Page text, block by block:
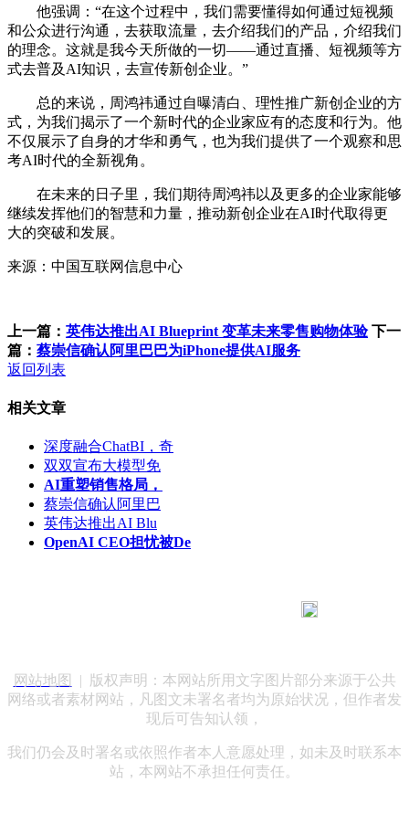
他强调：“在这个过程中，我们需要懂得如何通过短视频
和公众进行沟通，去获取流量，去介绍我们的产品，介绍我们
的理念。这就是我今天所做的一切——通过直播、短视频等方
式去普及AI知识，去宣传新创企业。”
总的来说，周鸿祎通过自曝清白、理性推广新创企业的方
式，为我们揭示了一个新时代的企业家应有的态度和行为。他
不仅展示了自身的才华和勇气，也为我们提供了一个观察和思
考AI时代的全新视角。
在未来的日子里，我们期待周鸿祎以及更多的企业家能够
继续发挥他们的智慧和力量，推动新创企业在AI时代取得更
大的突破和发展。
来源：中国互联网信息中心
上一篇： 英伟达推出AI Blueprint 变革未来零售购物体验 下一
篇： 蔡崇信确认阿里巴巴为iPhone提供AI服务
返回列表
相关文章
深度融合ChatBI，奇
双双宣布大模型免
AI重塑销售格局，
蔡崇信确认阿里巴
英伟达推出AI Blu
OpenAI CEO担忧被De
网站地图
| 版权声明：本网站所用文字图片部分来源于公共
网络或者素材网站，凡图文未署名者均为原始状况，但作者发
现后可告知认领，
我们仍会及时署名或依照作者本人意愿处理，如未及时联系本
站，本网站不承担任何责任。